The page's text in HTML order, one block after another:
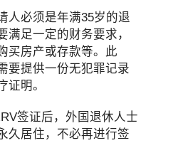
人必须是年满35岁的退
满足一定的财务要求，
买房产或存款等。此
要提供一份无犯罪记录
证明。
签证后，外国退休人士
久居住，不必再进行签